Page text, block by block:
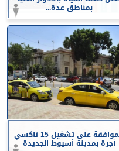
بمناطق عدة...
الموافقة على تشغيل 15 تاكسي
أجرة بمدينة أسيوط الجديدة